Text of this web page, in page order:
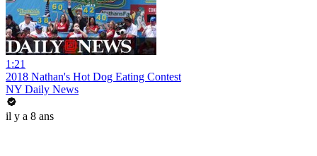
1:21
2018 Nathan's Hot Dog Eating Contest
NY Daily News
il y a 8 ans